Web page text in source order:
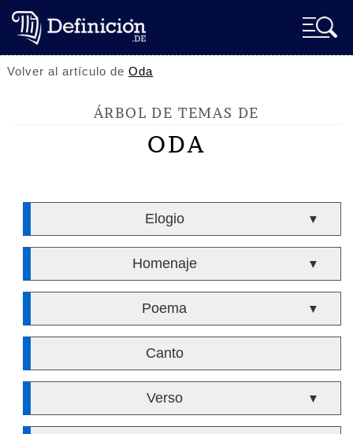
Volver al artículo deOda
ÁRBOL DE TEMAS DE
ODA
Elogio ▼
Homenaje ▼
Poema ▼
Canto
Verso ▼